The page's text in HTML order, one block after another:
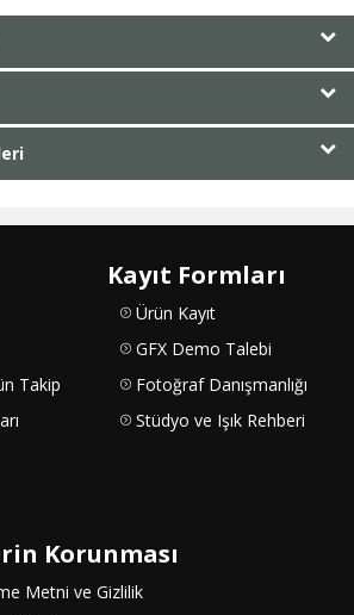
Takip
Kayıt Formları
Ürün Kayıt
GFX Demo Talebi
Fotoğraf Danışmanlığı
Stüdyo ve Işık Rehberi
Korunması
Metni ve Gizlilik